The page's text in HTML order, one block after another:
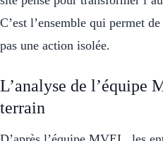
C’est l’ensemble qui permet
pas une action isolée.
L’analyse de l’équipe
terrain